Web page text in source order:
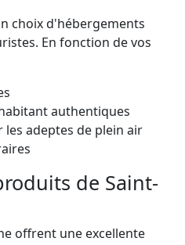
choix d'hébergements
En fonction de vos
authentiques
adeptes de plein air
de Saint-
offrent une excellente